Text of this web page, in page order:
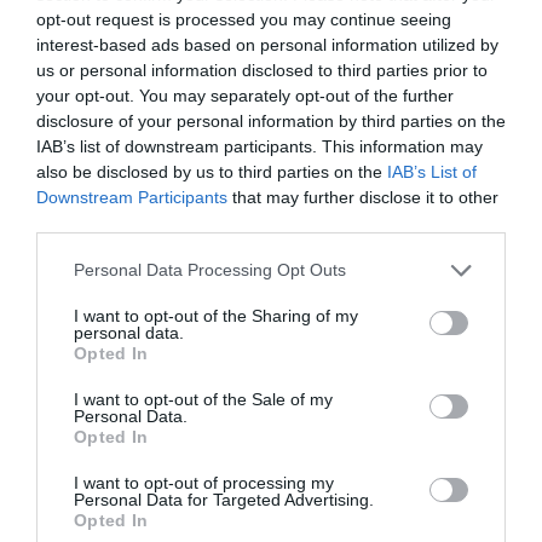
opt-out request is processed you may continue seeing
interest-based ads based on personal information utilized by
us or personal information disclosed to third parties prior to
your opt-out. You may separately opt-out of the further
disclosure of your personal information by third parties on the
IAB’s list of downstream participants. This information may
also be disclosed by us to third parties on the IAB’s List of
Downstream Participants that may further disclose it to other
Please note that this website/app uses one or more Google
not limited to your visit or usage behaviour. You may click to
grant or deny consent to Google and its third-party tags to
use your data for below specified purposes in below Google
consent section.
Personal Data Processing Opt Outs
I want to opt-out of the Sharing of my
personal data.
Opted In
I want to opt-out of the Sale of my
Personal Data.
Opted In
I want to opt-out of processing my
Personal Data for Targeted Advertising.
Opted In
de ehhez legkésőbb hétfő éjfélig el kell
küldeniük jelentkezésüket. A PDSZ arra
figyelmeztet, ha valakinél csak a határidő után
derül ki, hogy azért nem fogadták a
regisztrációját, mert véletlenül rossz adatokat
adott meg, az kieshet a pedagógusok oltási
programjából.
Ne maradjon le a legfrissebb hírekről, kövessen
bennünket az EGRI ÜGYEK Google Hírek oldalán!
VISSZA A FŐOLDALRA